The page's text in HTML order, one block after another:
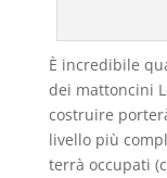
È incredibile
dei mattoncini
costruire
livello più
terrà occupati